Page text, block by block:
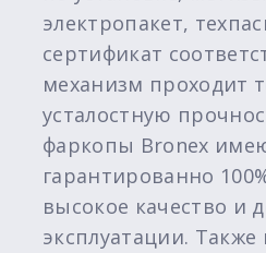
электропакет,
сертификат
механизм проходит
усталостную
фаркопы Bronex
гарантированно
высокое качество и
эксплуатации.